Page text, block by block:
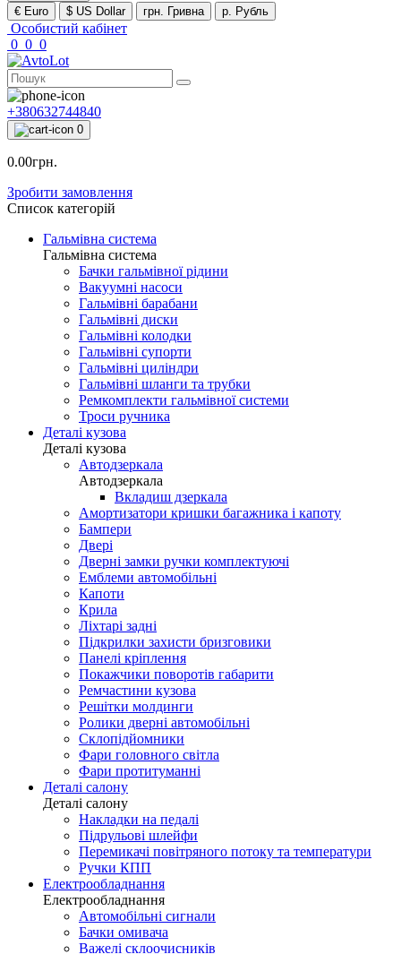
€ Euro
$ US Dollar грн. Гривна р. Рубль
Особистий кабінет
0 0 0
+380632744840
0
0.00грн.
Зробити замовлення
Список категорій
Гальмівна система
Гальмівна система
Бачки гальмівної рідини
Вакуумні насоси
Гальмівні барабани
Гальмівні диски
Гальмівні колодки
Гальмівні супорти
Гальмівні циліндри
Гальмівні шланги та трубки
Ремкомплекти гальмівної системи
Троси ручника
Деталі кузова
Деталі кузова
Автодзеркала
Автодзеркала
Вкладиш дзеркала
Амортизатори кришки багажника і капоту
Бампери
Двері
Дверні замки ручки комплектуючі
Емблеми автомобільні
Капоти
Крила
Ліхтарі задні
Підкрилки захисти бризговики
Панелі кріплення
Покажчики поворотів габарити
Ремчастини кузова
Решітки молдинги
Ролики дверні автомобільні
Склопідйомники
Фари головного світла
Фари протитуманні
Деталі салону
Деталі салону
Накладки на педалі
Підрульові шлейфи
Перемикачі повітряного потоку та температури
Ручки КПП
Електрообладнання
Електрообладнання
Автомобільні сигнали
Бачки омивача
Важелі склоочисників